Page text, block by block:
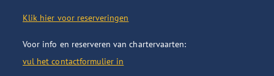
Klik hier voor reserveringen
Voor info en reserveren van chartervaarten:
vul het contactformulier in